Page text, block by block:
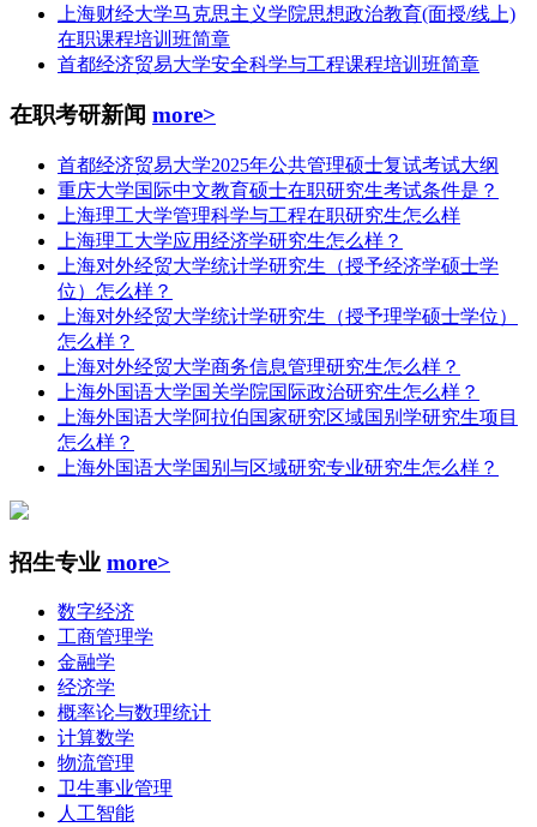
上海财经大学马克思主义学院思想政治教育(面授/线上)
在职课程培训班简章
首都经济贸易大学安全科学与工程课程培训班简章
在职考研新闻 more>
首都经济贸易大学2025年公共管理硕士复试考试大纲
重庆大学国际中文教育硕士在职研究生考试条件是？
上海理工大学管理科学与工程在职研究生怎么样
上海理工大学应用经济学研究生怎么样？
上海对外经贸大学统计学研究生（授予经济学硕士学
位）怎么样？
上海对外经贸大学统计学研究生（授予理学硕士学位）
怎么样？
上海对外经贸大学商务信息管理研究生怎么样？
上海外国语大学国关学院国际政治研究生怎么样？
上海外国语大学阿拉伯国家研究区域国别学研究生项目
怎么样？
上海外国语大学国别与区域研究专业研究生怎么样？
招生专业 more>
数字经济
工商管理学
金融学
经济学
概率论与数理统计
计算数学
物流管理
卫生事业管理
人工智能